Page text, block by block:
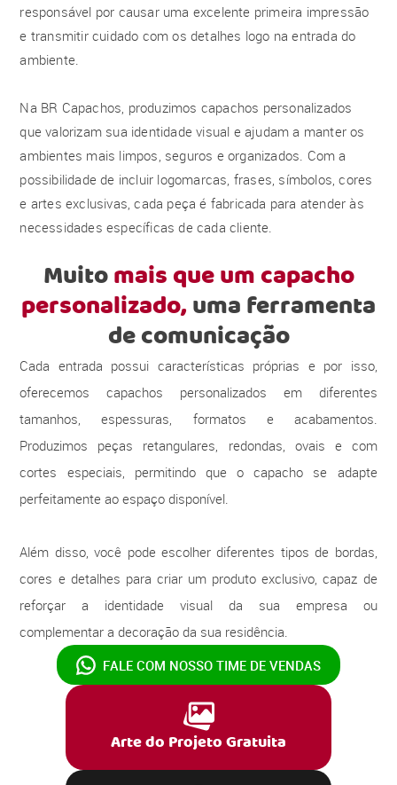
responsável por causar uma excelente primeira impressão
e transmitir cuidado com os detalhes logo na entrada do
ambiente.
Na BR Capachos, produzimos capachos personalizados
que valorizam sua identidade visual e ajudam a manter os
ambientes mais limpos, seguros e organizados. Com a
possibilidade de incluir logomarcas, frases, símbolos, cores
e artes exclusivas, cada peça é fabricada para atender às
necessidades específicas de cada cliente.
Muitomais que um capacho
personalizado,uma ferramenta
de comunicação
Cada entrada possui características próprias e por isso,
oferecemos capachos personalizados em diferentes
tamanhos, espessuras, formatos e acabamentos.
Produzimos peças retangulares, redondas, ovais e com
cortes especiais, permitindo que o capacho se adapte
perfeitamente ao espaço disponível.
Além disso, você pode escolher diferentes tipos de bordas,
cores e detalhes para criar um produto exclusivo, capaz de
reforçar a identidade visual da sua empresa ou
complementar a decoração da sua residência.
FALE COM NOSSO TIME DE VENDAS
Arte do Projeto Gratuita